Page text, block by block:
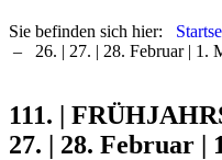
Sie befinden sich hier:
– 26. | 27. | 28. Februar | 1.
111. |
27. | 28. Februar |